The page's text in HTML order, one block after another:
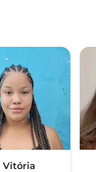
Vitória